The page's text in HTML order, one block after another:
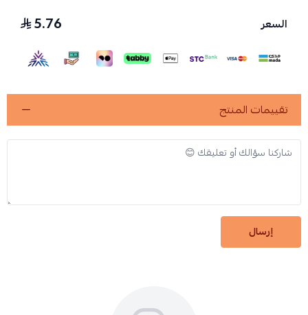
السعر 5.76
تقييمات المنتج
إرسال